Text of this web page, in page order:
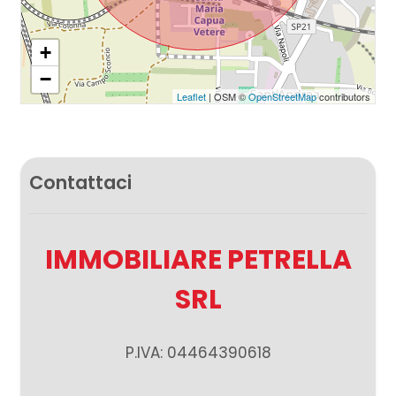
+
−
Leaflet| OSM ©OpenStreetMapcontributors
Contattaci
IMMOBILIARE PETRELLA
SRL
P.IVA: 04464390618
Giardino
Posto auto/Box
Ascensore